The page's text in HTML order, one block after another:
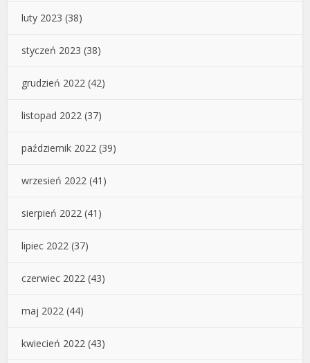
luty 2023 (38)
styczeń 2023 (38)
grudzień 2022 (42)
listopad 2022 (37)
październik 2022 (39)
wrzesień 2022 (41)
sierpień 2022 (41)
lipiec 2022 (37)
czerwiec 2022 (43)
maj 2022 (44)
kwiecień 2022 (43)